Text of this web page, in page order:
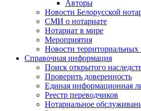
Авторы
Новости Белорусской
СМИ о нотариате
Нотариат в мире
Мероприятия
Новости территориальных
Справочная информация
Поиск открытого
Проверить доверенность
Единая информационная
Реестр переводчиков
Нотариальное